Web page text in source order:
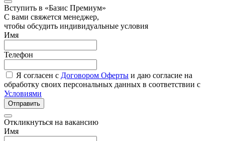
Вступить в «Базис Премиум»
С вами свяжется менеджер,
чтобы обсудить индивидуальные условия
Имя
Телефон
Я согласен с Договором Оферты и даю согласие на
обработку своих персональных данных в соответствии с
Условиями
Отправить
Откликнуться на вакансию
Имя